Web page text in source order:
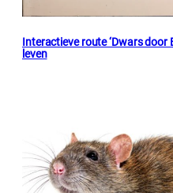
Interactieve route ‘Dwars
leven